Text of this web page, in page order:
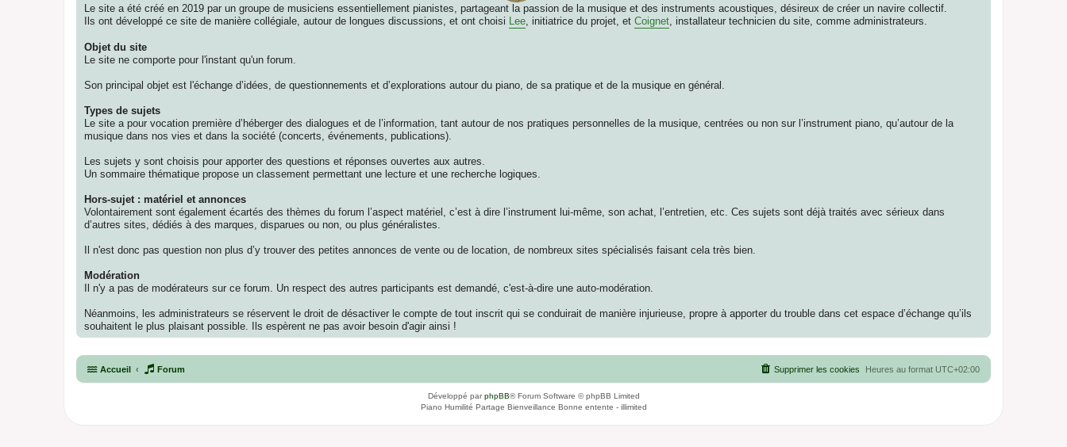
Le site a été créé en 2019 par un groupe de musiciens essentiellement pianistes, partageant la passion de la musique et des instruments acoustiques, désireux de créer un navire collectif.
Ils ont développé ce site de manière collégiale, autour de longues discussions, et ont choisi Lee, initiatrice du projet, et Coignet, installateur technicien du site, comme administrateurs.
Objet du site
Le site ne comporte pour l'instant qu'un forum.
Son principal objet est l'échange d’idées, de questionnements et d’explorations autour du piano, de sa pratique et de la musique en général.
Types de sujets
Le site a pour vocation première d’héberger des dialogues et de l’information, tant autour de nos pratiques personnelles de la musique, centrées ou non sur l’instrument piano, qu’autour de la
musique dans nos vies et dans la société (concerts, événements, publications).
Les sujets y sont choisis pour apporter des questions et réponses ouvertes aux autres.
Un sommaire thématique propose un classement permettant une lecture et une recherche logiques.
Hors-sujet : matériel et annonces
Volontairement sont également écartés des thèmes du forum l’aspect matériel, c’est à dire l’instrument lui-même, son achat, l’entretien, etc. Ces sujets sont déjà traités avec sérieux dans
d’autres sites, dédiés à des marques, disparues ou non, ou plus généralistes.
Il n'est donc pas question non plus d’y trouver des petites annonces de vente ou de location, de nombreux sites spécialisés faisant cela très bien.
Modération
Il n'y a pas de modérateurs sur ce forum. Un respect des autres participants est demandé, c'est-à-dire une auto-modération.
Néanmoins, les administrateurs se réservent le droit de désactiver le compte de tout inscrit qui se conduirait de manière injurieuse, propre à apporter du trouble dans cet espace d’échange qu’ils
souhaitent le plus plaisant possible. Ils espèrent ne pas avoir besoin d'agir ainsi !
Accueil Forum Heures au format UTC+02:00
Supprimer les cookies
Développé parphpBB® Forum Software © phpBB Limited
Piano Humilité Partage Bienveillance Bonne entente - illimited